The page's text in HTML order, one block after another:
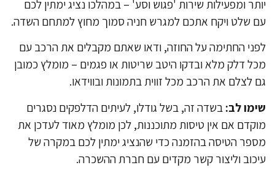
ומפעילות שירות 'פגוש וסע' – במהלכו נציג ימתין לכם
שלט ויקח אתכם למגרש חניה סמוך מחוץ למתחם השדה.
החתימה על החוזה, ודאו שאתם מקבלים את הרכב עם
דלק מלא ובדקו היטב שריטות או פגמים – מומלץ כמובן
לצלם את הרכב מכל זווית בתמונות ובווידאו.
לב:בשדה זה, בשל גודלו, לעיתים הדלפקים נסגרים
אם אין טיסות מתוכננות, לכן מומלץ מאוד לעדכן את
הטיסה בהזמנה כדי שהנציג ימתין לכם במקרה של
וליצור קשר מקדים עם חברת ההשכרה.